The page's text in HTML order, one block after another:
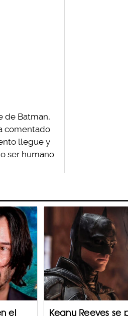
de Batman,
comentado
llegue y
ser humano.
el Keanu Reeves se